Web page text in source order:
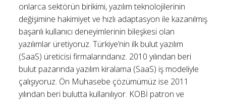
onlarca sektörün birikimi, yazılım teknolojilerinin
değişimine hakimiyet ve hızlı adaptasyon ile kazanılmış
başarılı kullanıcı deneyimlerinin bileşkesi olan
yazılımlar üretiyoruz. Türkiye’nin ilk bulut yazılım
(SaaS) üreticisi firmalarındanız. 2010 yılından beri
bulut pazarında yazılım kiralama (SaaS) iş modeliyle
çalışıyoruz. Ön Muhasebe çözümümüz ise 2011
yılından beri bulutta kullanılıyor. KOBİ patron ve